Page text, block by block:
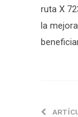
ruta X
la